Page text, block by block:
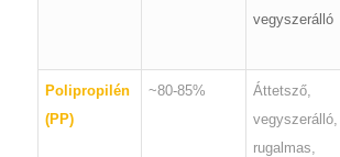
vegyszerálló
Polipropilén
(PP)
~80-85%
Áttetsző,
vegyszerálló,
rugalmas,